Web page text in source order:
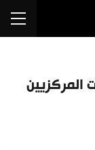
المركزيين